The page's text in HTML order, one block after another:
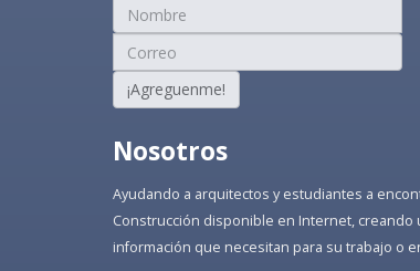
¡Agreguenme!
Nosotros
Ayudando a arquitectos y estudiantes a
Construcción disponible en Internet,
información que necesitan para su trabajo o